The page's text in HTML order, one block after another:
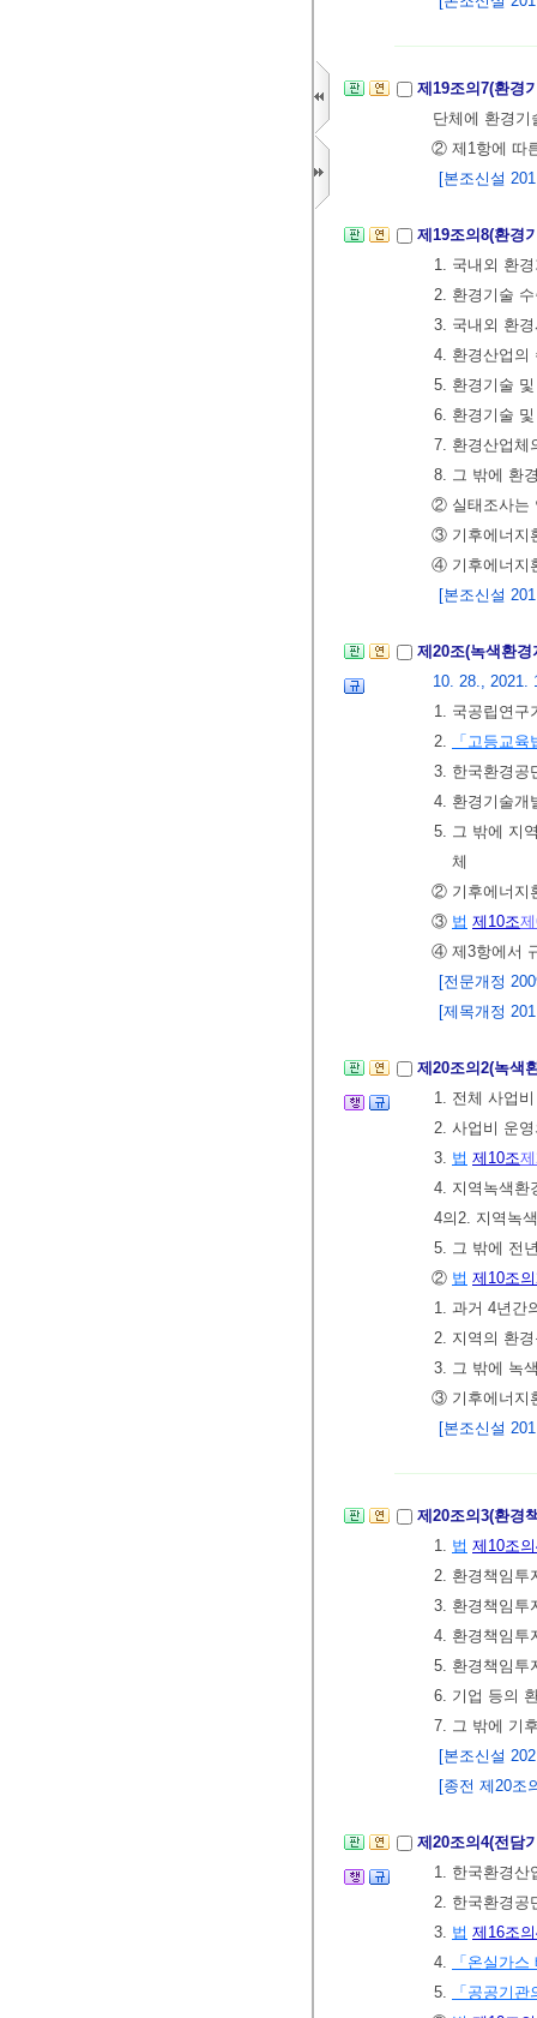
제19조의7(환경
단체에 환경
② 제1항에 따
[본조신설
제19조의8(환경
1. 국내외 환
2. 환경기술
3. 국내외 환
4. 환경산업의
5. 환경기술
6. 환경기술
7. 환경산업체
8. 그 밖에 환
② 실태조사는
③ 기후에너지
④ 기후에너지
[본조신설
제20조(녹색환
10. 28., 2021.
1. 국공립연
2.
「고등교육
3. 한국환경공
4. 환경기술개
5. 그 밖에 지
체
② 기후에너지
③ 법 제10조
④ 제3항에서
[전문개정
[제목개정
제20조의2(녹색
1. 전체 사업
2. 사업비 운
3. 법 제10조
4. 지역녹색환
4의2. 지역녹
5. 그 밖에 전
② 법 제10조
1. 과거 4년간
2. 지역의 환
3. 그 밖에 녹
③ 기후에너지
[본조신설
제20조의3(환경
1. 법 제10조
2. 환경책임투
3. 환경책임투
4. 환경책임투
5. 환경책임투
6. 기업 등의
7. 그 밖에 기
[본조신설
[종전 제20조
제20조의4(전담
1. 한국환경산
2. 한국환경공
3. 법 제16조
4.
「온실가
5.
「공공기